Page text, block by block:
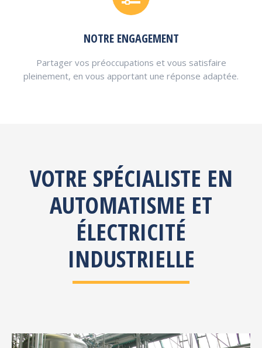
NOTRE ENGAGEMENT
Partager vos préoccupations et vous satisfaire
pleinement, en vous apportant une réponse adaptée.
VOTRE SPÉCIALISTE EN
AUTOMATISME ET
ÉLECTRICITÉ
INDUSTRIELLE